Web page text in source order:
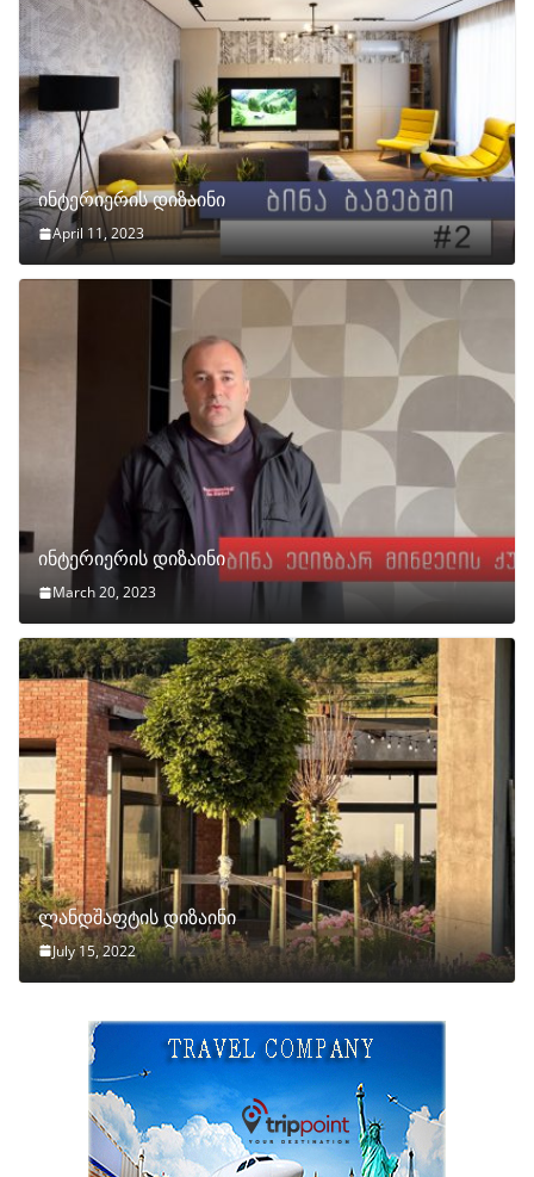
ინტერიერის დიზაინი
April 11, 2023
ინტერიერის დიზაინი
March 20, 2023
ლანდშაფტის დიზაინი
July 15, 2022